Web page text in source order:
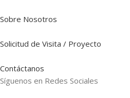
Sobre Nosotros
Solicitud de Visita / Proyecto
Contáctanos
Síguenos en Redes Sociales